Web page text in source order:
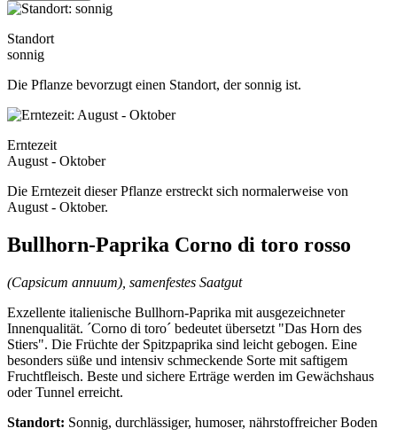
Standort
sonnig
Die Pflanze bevorzugt einen Standort, der sonnig ist.
Erntezeit
August - Oktober
Die Erntezeit dieser Pflanze erstreckt sich normalerweise von
August - Oktober.
Bullhorn-Paprika Corno di toro rosso
(Capsicum annuum), samenfestes Saatgut
Exzellente italienische Bullhorn-Paprika mit ausgezeichneter
Innenqualität. ´Corno di toro´ bedeutet übersetzt "Das Horn des
Stiers". Die Früchte der Spitzpaprika sind leicht gebogen. Eine
besonders süße und intensiv schmeckende Sorte mit saftigem
Fruchtfleisch. Beste und sichere Erträge werden im Gewächshaus
oder Tunnel erreicht.
Standort: Sonnig, durchlässiger, humoser, nährstoffreicher Boden